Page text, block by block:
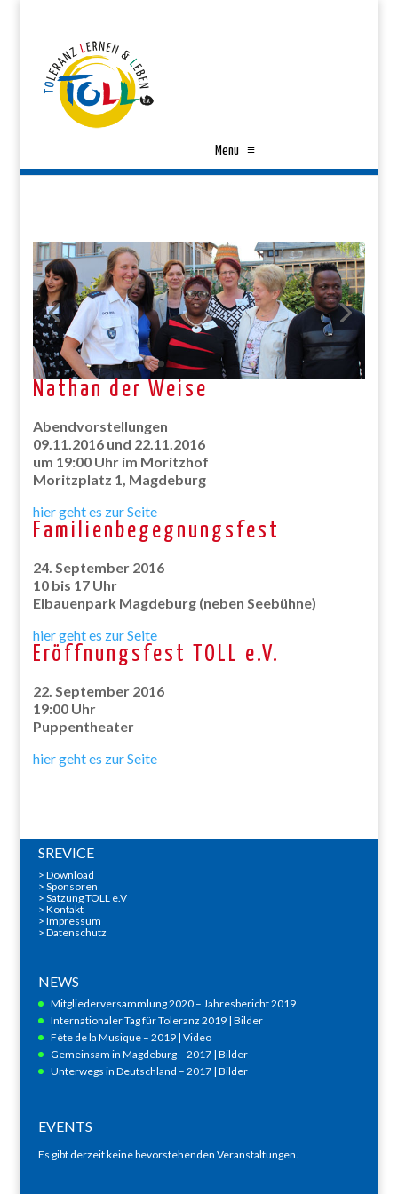
Menu ≡
Nathan der Weise
Abendvorstellungen
09.11.2016 und 22.11.2016
um 19:00 Uhr im Moritzhof
Moritzplatz 1, Magdeburg
hier geht es zur Seite
Familienbegegnungsfest
24. September 2016
10 bis 17 Uhr
Elbauenpark Magdeburg (neben Seebühne)
hier geht es zur Seite
Eröffnungsfest TOLL e.V.
22. September 2016
19:00 Uhr
Puppentheater
hier geht es zur Seite
SREVICE
> Download
> Sponsoren
> Satzung TOLL e.V
> Kontakt
> Impressum
> Datenschutz
NEWS
Mitgliederversammlung 2020 – Jahresbericht 2019
Internationaler Tag für Toleranz 2019 | Bilder
Fète de la Musique – 2019 | Video
Gemeinsam in Magdeburg – 2017 | Bilder
Unterwegs in Deutschland – 2017 | Bilder
EVENTS
Es gibt derzeit keine bevorstehenden Veranstaltungen.